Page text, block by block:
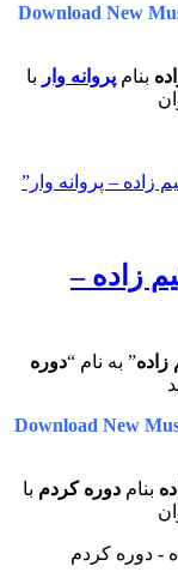
Download New
بنام پروانه وار با
زاده – پروانه وار”
زاده –
زاده” به نام “دوره
Download New
بنامدوره کردم با